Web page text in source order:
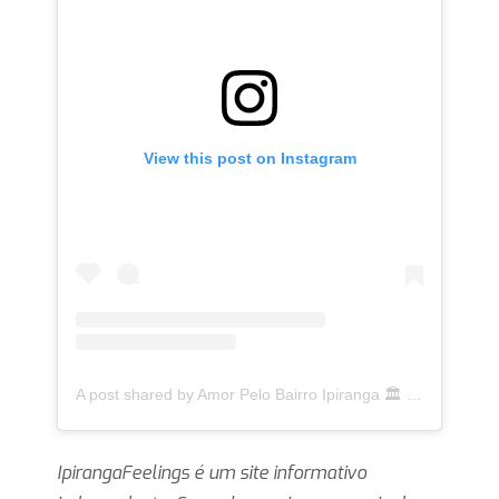
View this post on Instagram
A post shared by Amor Pelo Bairro Ipiranga 🏛 (@ipirangafeelings)
IpirangaFeelings é um site informativo